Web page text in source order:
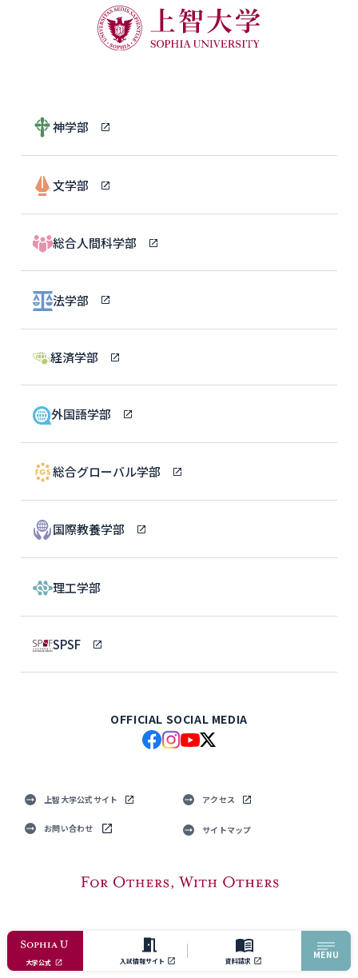
大学公式 入試情報サイト 資料請求
MENU
神学部
文学部
総合人間科学部
法学部
経済学部
外国語学部
総合グローバル学部
国際教養学部
理工学部
SPSF
OFFICIAL SOCIAL MEDIA
上智大学公式サイト アクセス
お問い合わせ サイトマップ
© Sophia University. All Rights Reserved.